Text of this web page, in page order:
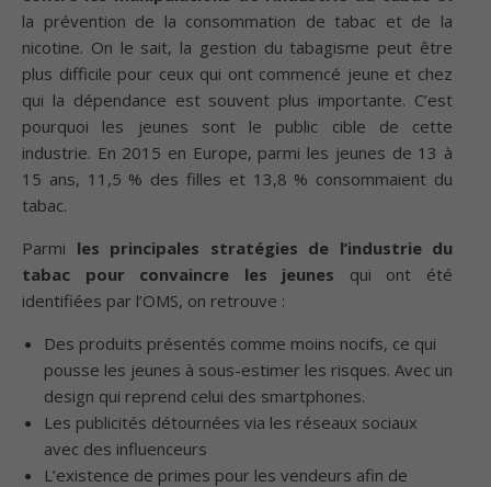
la prévention de la consommation de tabac et de la
nicotine. On le sait, la gestion du tabagisme peut être
plus difficile pour ceux qui ont commencé jeune et chez
qui la dépendance est souvent plus importante. C’est
pourquoi les jeunes sont le public cible de cette
industrie. En 2015 en Europe, parmi les jeunes de 13 à
15 ans, 11,5 % des filles et 13,8 % consommaient du
tabac.
Parmi les principales stratégies de l’industrie du
tabac pour convaincre les jeunes qui ont été
identifiées par l’OMS, on retrouve :
Des produits présentés comme moins nocifs, ce qui
pousse les jeunes à sous-estimer les risques. Avec un
design qui reprend celui des smartphones.
Les publicités détournées via les réseaux sociaux
avec des influenceurs
L’existence de primes pour les vendeurs afin de